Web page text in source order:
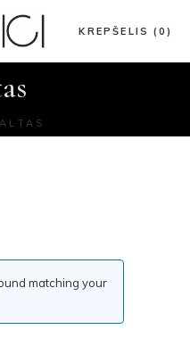
KREPŠELIS (0)
matching your